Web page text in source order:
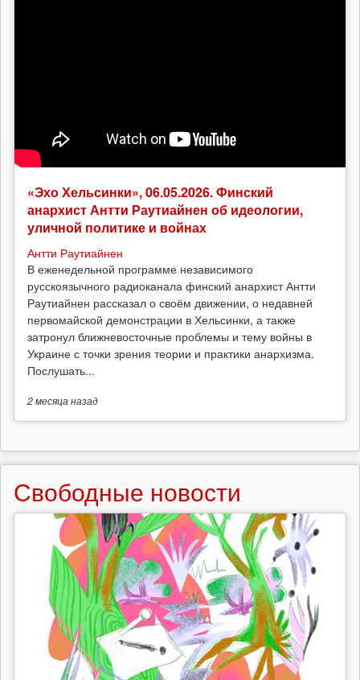
«Эхо Хельсинки», 06.05.2026. Финский
анархист Антти Раутиайнен об идеологии,
уличной политике и войнах
Антти Раутиайнен
В еженедельной программе независимого
русскоязычного радиоканала финский анархист Антти
Раутиайнен рассказал о своём движении, о недавней
первомайской демонстрации в Хельсинки, а также
затронул ближневосточные проблемы и тему войны в
Украине с точки зрения теории и практики анархизма.
Послушать...
2 месяцаназад
Свободные новости